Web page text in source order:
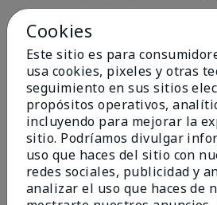
Conclusión
Sí, recomendaría a
¿Le ha resultado
opinión?
15 0
Marcar esta opinión
Cookies
Este sitio es para
usa cookies, pixeles y otras
seguimiento en sus sitios
propósitos operativos,
incluyendo para mejorar la
sitio. Podríamos divulgar
uso que haces del sitio con
redes sociales, publicidad y
analizar el uso que haces de